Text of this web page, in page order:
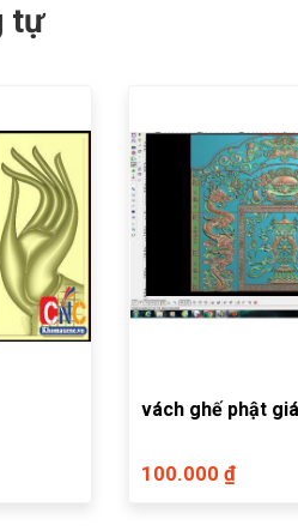
tự
vách ghế phật
100.000 ₫